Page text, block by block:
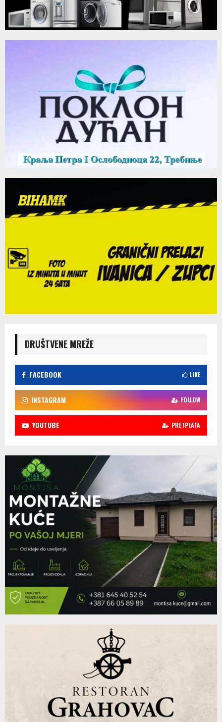
DRUŠTVENE MREŽE
FACEBOOK LIKE
INSTAGRAM FOLLOW
YOUTUBE PRETPLATA